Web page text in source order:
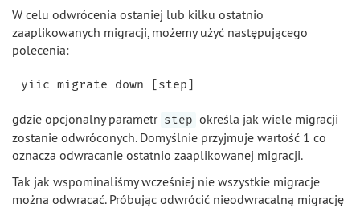
W celu odwrócenia ostaniej lub kilku ostatnio
zaaplikowanych migracji, możemy użyć następującego
polecenia:
gdzie opcjonalny parametr step określa jak wiele migracji
zostanie odwróconych. Domyślnie przyjmuje wartość 1 co
oznacza odwracanie ostatnio zaaplikowanej migracji.
Tak jak wspominaliśmy wcześniej nie wszystkie migracje
można odwracać. Próbując odwrócić nieodwracalną migrację